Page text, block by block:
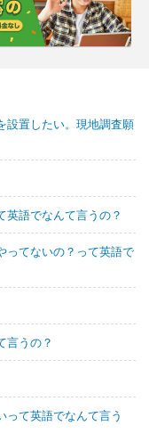
設置したい。現地調査願
英語でなんて言うの？
ってないの？って英語で
言うの？
て英語でなんて言う